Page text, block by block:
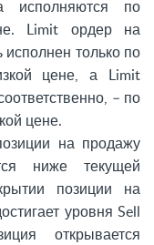
исполняются по
Limit ордер на
только по
цене, а Limit
– по
цене.
на продажу
ниже текущей
позиции на
уровня Sell
открывается